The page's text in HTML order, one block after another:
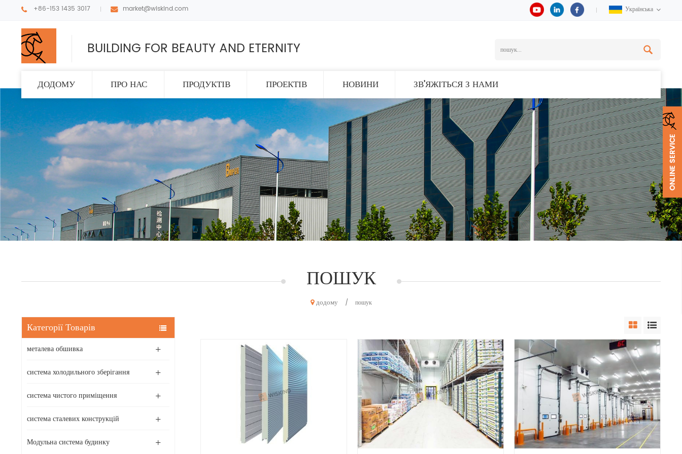
+86-153 1435 3017 market@wiskind.com Українська
BUILDING FOR BEAUTY AND ETERNITY
ДОДОМУ ПРО НАС ПРОДУКТІВ ПРОЕКТІВ НОВИНИ ЗВ'ЯЖІТЬСЯ З НАМИ
ПОШУК
додому / пошук
Категорії Товарів
металева обшивка
система холодильного зберігання
система чистого приміщення
система сталевих конструкцій
Модульна система будинку